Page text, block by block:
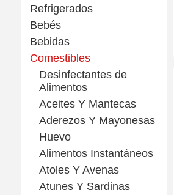
Refrigerados
Bebés
Bebidas
Comestibles
Desinfectantes de
Alimentos
Aceites Y Mantecas
Aderezos Y Mayonesas
Huevo
Alimentos Instantáneos
Atoles Y Avenas
Atunes Y Sardinas